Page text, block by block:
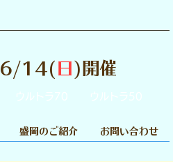
6/14( 日 )開催
ウルトラ70 ウルトラ50
盛岡のご紹介 お問い合わせ